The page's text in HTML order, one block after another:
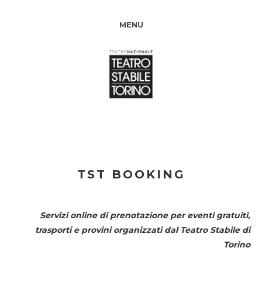
MENU
TST BOOKING
Servizi online di prenotazione per eventi gratuiti,
trasporti e provini organizzati dal Teatro Stabile di
Torino